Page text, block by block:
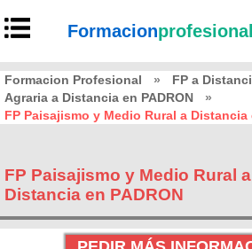
Formacionprofesional
Formacion Profesional » FP a
Agraria a Distancia en PADRON
»
FP Paisajismo y Medio Rural a Distancia
FP Paisajismo y Medio Rural a
Distancia en PADRON